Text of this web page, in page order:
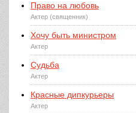
Право на любовь
Актер (священник)
Хочу быть министром
Актер
Судьба
Актер
Красные дипкурьеры
Актер